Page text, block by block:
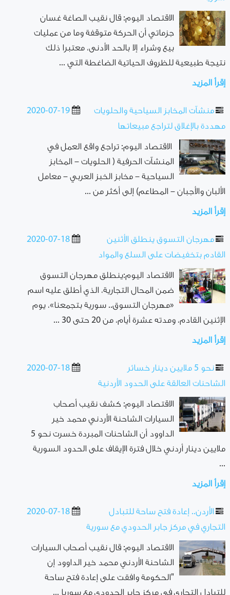
الاقتصاد اليوم: قال نقيب الصاغة غسان
جزماتي أن الحركة متوقفة وما من عمليات
بيع وشراء إلا بالحد الأدنى، معتبرا ذلك
نتيجة طبيعية للظروف الحياتية الضاغطة التي ...
إقرأ المزيد
2020-07-19
منشآت المخابز السياحية والحلويات
مهددة بالإغلاق لتراجع مبيعاتها
الاقتصاد اليوم: تراجع واقع العمل في
المنشآت الحرفية ( الحلويات – المخابز
السياحية – مخابز الخبز العربي – معامل
الألبان والأجبان – المطاعم) إلى أكثر من ...
إقرأ المزيد
2020-07-18
مهرجان التسوق ينطلق الأثنين
القادم بتخفيضات على السلع والمواد
الاقتصاد اليوم:ينطلق مهرجان التسوق
ضمن المحال التجارية، الذي أطلق عليه اسم
«مهرجان التسوق.. سورية بتجمعنا»، يوم
الإثنين القادم، ومدته عشرة أيام، من 20 حتى 30 ...
إقرأ المزيد
2020-07-18
نحو 5 ملايين دينار خسائر
الشاحنات العالقة على الحدود الأردنية
الاقتصاد اليوم: كشف نقيب أصحاب
السيارات الشاحنة الأردني محمد خير
الداوود أن الشاحنات المبردة خسرت نحو 5
ملايين دينار أردني خلال فترة الإيقاف على الحدود السورية
...
إقرأ المزيد
2020-07-18
الأردن.. إعادة فتح ساحة للتبادل
التجاري في مركز جابر الحدودي مع سورية
الاقتصاد اليوم: قال نقيب أصحاب السيارات
الشاحنة الأردني محمد خير الداوود إن
"الحكومة وافقت على إعادة فتح ساحة
للتبادل التجاري في مركز جابر الحدودي مع سوريا ...